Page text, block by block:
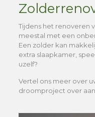
Tijdens het renoveren
meestal met een
Een zolder kan
extra slaapkamer,
uzelf?
Vertel ons meer over
droomproject over